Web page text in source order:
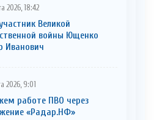
2026, 18:42
Великой
войны Ющенко
Иванович
2026, 9:01
работе ПВО через
«Радар.НФ»